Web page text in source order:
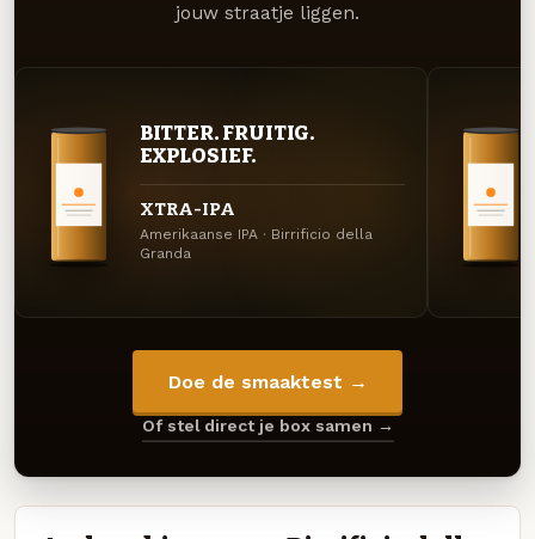
jouw straatje liggen.
BITTER. FRUITIG.
EXPLOSIEF.
XTRA-IPA
Amerikaanse IPA · Birrificio della
Granda
Doe de smaaktest →
Of stel direct je box samen →